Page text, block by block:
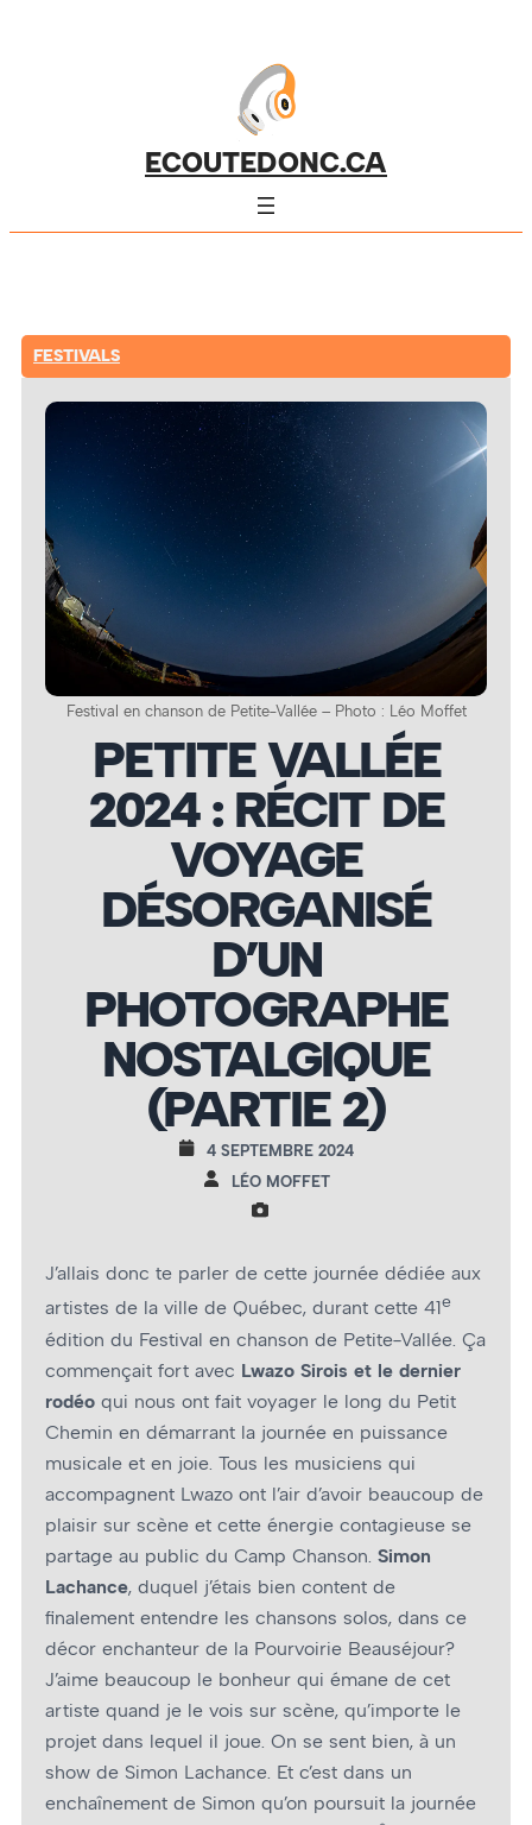
ECOUTEDONC.CA
FESTIVALS
Festival en chanson de Petite-Vallée – Photo : Léo Moffet
PETITE VALLÉE
2024 : RÉCIT DE
VOYAGE
DÉSORGANISÉ
D’UN
PHOTOGRAPHE
NOSTALGIQUE
(PARTIE 2)
4 SEPTEMBRE 2024
LÉO MOFFET
J’allais donc te parler de cette journée dédiée aux
artistes de la ville de Québec, durant cette 41e
édition du Festival en chanson de Petite-Vallée. Ça
commençait fort avec Lwazo Sirois et le dernier
rodéo qui nous ont fait voyager le long du Petit
Chemin en démarrant la journée en puissance
musicale et en joie. Tous les musiciens qui
accompagnent Lwazo ont l’air d’avoir beaucoup de
plaisir sur scène et cette énergie contagieuse se
partage au public du Camp Chanson. Simon
Lachance, duquel j’étais bien content de
finalement entendre les chansons solos, dans ce
décor enchanteur de la Pourvoirie Beauséjour?
J’aime beaucoup le bonheur qui émane de cet
artiste quand je le vois sur scène, qu’importe le
projet dans lequel il joue. On se sent bien, à un
show de Simon Lachance. Et c’est dans un
enchaînement de Simon qu’on poursuit la journée